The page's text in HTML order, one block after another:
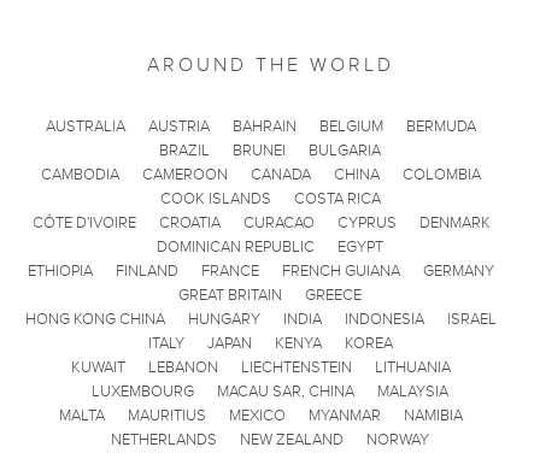
AROUND THE WORLD
AUSTRALIA AUSTRIA BAHRAIN BELGIUM
BERMUDA
BRAZIL
BRUNEI
BULGARIA
CAMBODIA
CAMEROON CANADA CHINA
COLOMBIA
COOK ISLANDS
COSTA RICA
CÔTE D'IVOIRE
CROATIA CURACAO CYPRUS
DENMARK
DOMINICAN REPUBLIC
EGYPT
ETHIOPIA
FINLAND FRANCE FRENCH GUIANA
GERMANY
GREAT BRITAIN
GREECE
HONG KONG CHINA
HUNGARY INDIA INDONESIA
ISRAEL
ITALY
JAPAN KENYA
KOREA
KUWAIT
LEBANON LIECHTENSTEIN
LITHUANIA
LUXEMBOURG
MACAU SAR, CHINA
MALAYSIA
MALTA
MAURITIUS MEXICO MYANMAR
NAMIBIA
NETHERLANDS
NEW ZEALAND NORWAY